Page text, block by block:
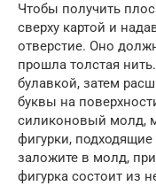
Чтобы получить
сверху картой и
отверстие. Оно
прошла толстая
булавкой, затем
буквы на
силиконовый молд,
фигурки,
заложите в молд,
фигурка состоит из